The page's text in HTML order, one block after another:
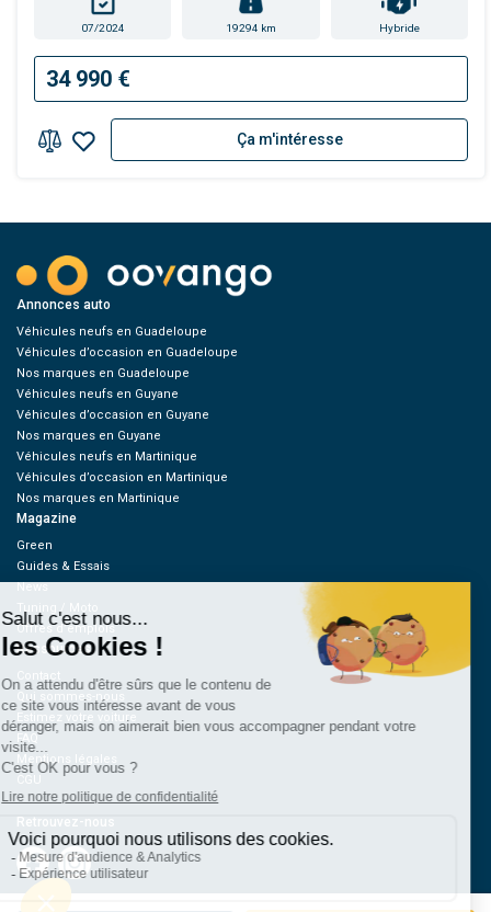
07/2024 19294 km Hybride
34 990 €
Ça m'intéresse
Annonces auto
Véhicules neufs en Guadeloupe
Véhicules d’occasion en Guadeloupe
Nos marques en Guadeloupe
Véhicules neufs en Guyane
Véhicules d’occasion en Guyane
Nos marques en Guyane
Véhicules neufs en Martinique
Véhicules d’occasion en Martinique
Nos marques en Martinique
Magazine
Green
Guides & Essais
News
Tuning / Moto
Offres d’emplois
Ressources
Contact
Qui sommes-nous
Estimez votre voiture
FAQ
Mentions légales
CGU
Retrouvez-nous